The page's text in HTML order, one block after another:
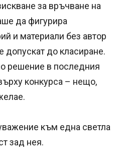
за връчване на
да фигурира
и материали без автор
допускат до класиране.
решение в последния
конкурса – нещо,
към една светла
зад нея.